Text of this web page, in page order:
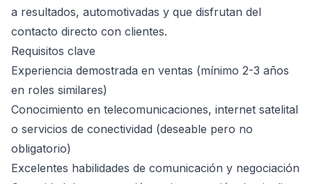
a resultados, automotivadas y que disfrutan del
contacto directo con clientes.
Requisitos clave
Experiencia demostrada en ventas (mínimo 2-3 años
en roles similares)
Conocimiento en telecomunicaciones, internet satelital
o servicios de conectividad (deseable pero no
obligatorio)
Excelentes habilidades de comunicación y negociación